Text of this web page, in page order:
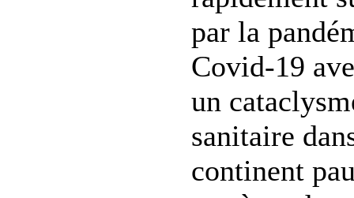
par la
Covid-19
un
sanitaire
continent